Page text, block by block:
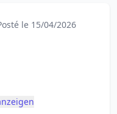
le 15/04/2026